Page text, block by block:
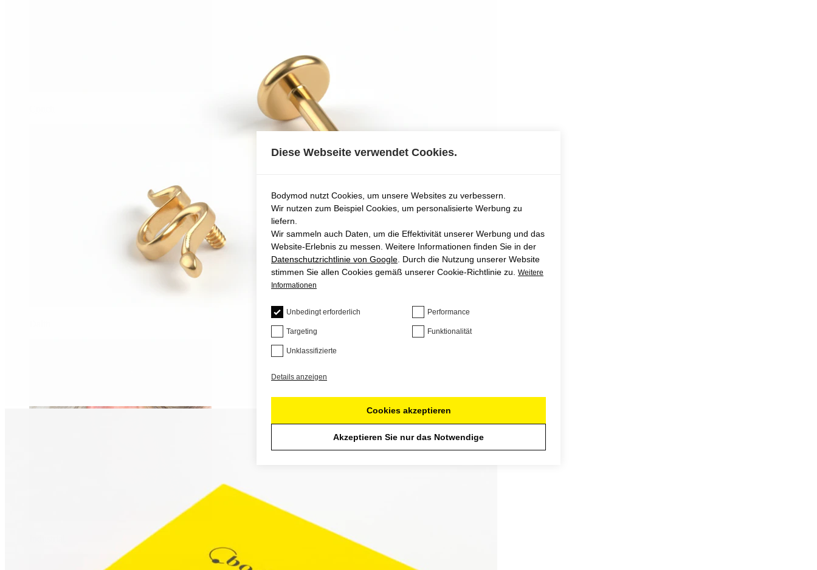
Diese Webseite verwendet Cookies.
Bodymod nutzt Cookies, um unsere Websites zu verbessern.
Wir nutzen zum Beispiel Cookies, um personalisierte Werbung zu
liefern.
Wir sammeln auch Daten, um die Effektivität unserer Werbung und das
Website-Erlebnis zu messen. Weitere Informationen finden Sie in der
Datenschutzrichtlinie von Google . Durch die Nutzung unserer Website
stimmen Sie allen Cookies gemäß unserer Cookie-Richtlinie zu. Weitere
Informationen
Unbedingt erforderlich Performance
Targeting Funktionalität
Unklassifizierte
Details anzeigen
Cookies akzeptieren
Akzeptieren Sie nur das Notwendige